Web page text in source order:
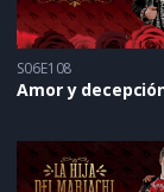
S06E108
Amor y